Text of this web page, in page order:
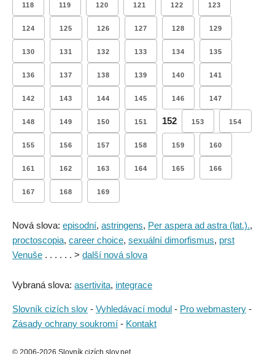
118 119 120 121 122 123
124 125 126 127 128 129
130 131 132 133 134 135
136 137 138 139 140 141
142 143 144 145 146 147
148 149 150 151 152 153 154
155 156 157 158 159 160
161 162 163 164 165 166
167 168 169
Nová slova: episodní, astringens, Per aspera ad astra (lat.).,
proctoscopia, career choice, sexuální dimorfismus, prst
Venuše . . . . . . > další nová slova
Vybraná slova: asertivita, integrace
Slovník cizích slov - Vyhledávací modul - Pro webmastery -
Zásady ochrany soukromí - Kontakt
© 2006-2026 Slovník cizích slov.net